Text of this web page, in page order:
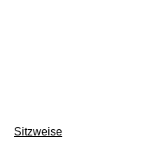
Beitragsnavigation
Sitzweise